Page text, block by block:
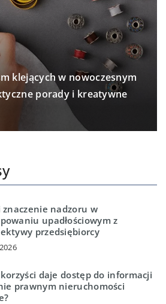
klejących w nowoczesnym
porady i kreatywne
znaczenie nadzoru w
upadłościowym z
przedsiębiorcy
daje dostęp do informacji
prawnym nieruchomości